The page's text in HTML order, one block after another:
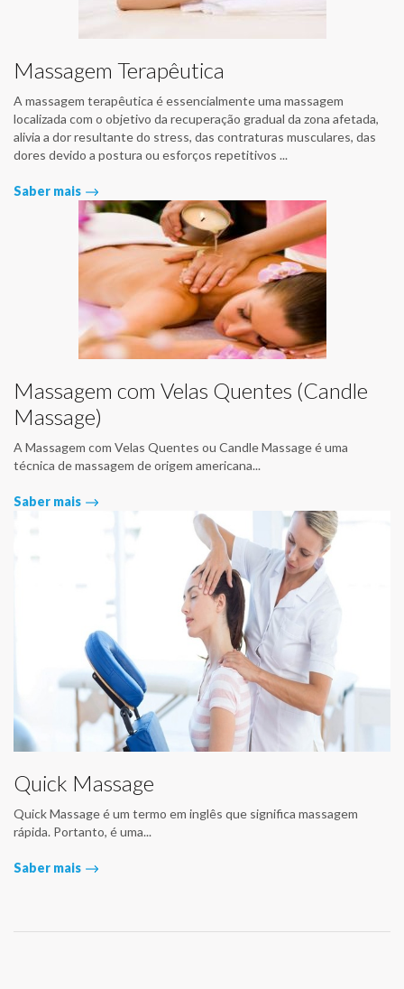
Massagem Terapêutica
A massagem terapêutica é essencialmente uma massagem
localizada com o objetivo da recuperação gradual da zona afetada,
alivia a dor resultante do stress, das contraturas musculares, das
dores devido a postura ou esforços repetitivos ...
Saber mais
Massagem com Velas Quentes (Candle
Massage)
A Massagem com Velas Quentes ou Candle Massage é uma
técnica de massagem de origem americana...
Saber mais
Quick Massage
Quick Massage é um termo em inglês que significa massagem
rápida. Portanto, é uma...
Saber mais